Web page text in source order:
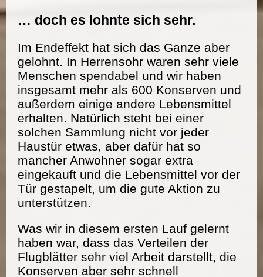
… doch es lohnte sich sehr.
Im Endeffekt hat sich das Ganze aber
gelohnt. In Herrensohr waren sehr viele
Menschen spendabel und wir haben
insgesamt mehr als 600 Konserven und
außerdem einige andere Lebensmittel
erhalten. Natürlich steht bei einer
solchen Sammlung nicht vor jeder
Haustür etwas, aber dafür hat so
mancher Anwohner sogar extra
eingekauft und die Lebensmittel vor der
Tür gestapelt, um die gute Aktion zu
unterstützen.
Was wir in diesem ersten Lauf gelernt
haben war, dass das Verteilen der
Flugblätter sehr viel Arbeit darstellt, die
Konserven aber sehr schnell